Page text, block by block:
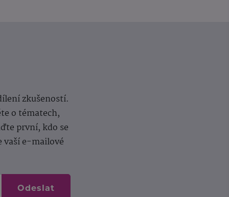
zkušeností.
o tématech,
první, kdo se
vaší e-mailové
Odeslat